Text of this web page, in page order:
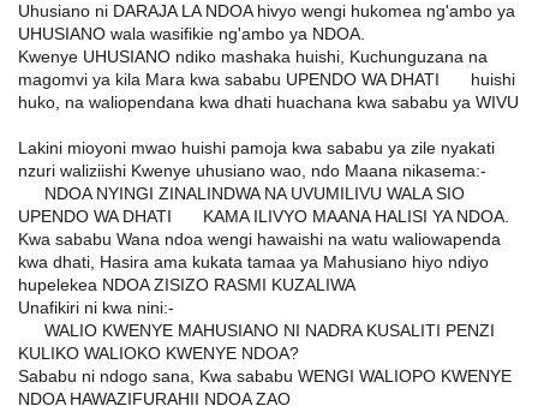
Uhusiano ni DARAJA LA NDOA hivyo wengi hukomea ng'ambo ya
UHUSIANO wala wasifikie ng'ambo ya NDOA.
Kwenye UHUSIANO ndiko mashaka huishi, Kuchunguzana na
magomvi ya kila Mara kwa sababu UPENDO WA DHATI
huishi
huko, na waliopendana kwa dhati huachana kwa sababu ya WIVU
Lakini mioyoni mwao huishi pamoja kwa sababu ya zile nyakati
nzuri waliziishi Kwenye uhusiano wao, ndo Maana nikasema:-
NDOA NYINGI ZINALINDWA NA UVUMILIVU WALA SIO
UPENDO WA DHATI
KAMA ILIVYO MAANA HALISI YA NDOA.
Kwa sababu Wana ndoa wengi hawaishi na watu waliowapenda
kwa dhati, Hasira ama kukata tamaa ya Mahusiano hiyo ndiyo
hupelekea NDOA ZISIZO RASMI KUZALIWA
Unafikiri ni kwa nini:-
WALIO KWENYE MAHUSIANO NI NADRA KUSALITI PENZI
KULIKO WALIOKO KWENYE NDOA?
Sababu ni ndogo sana, Kwa sababu WENGI WALIOPO KWENYE
NDOA HAWAZIFURAHII NDOA ZAO